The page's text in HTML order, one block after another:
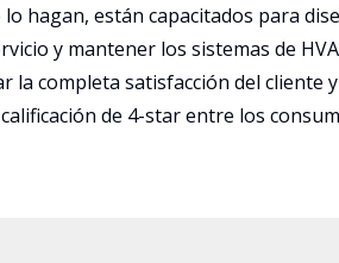
hagan, están capacitados para
y mantener los sistemas de
la completa satisfacción del cliente
de 4-star entre los